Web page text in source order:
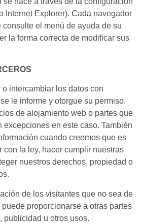
Internet Explorer). Cada navegador
el menú de ayuda de su
la forma correcta de modificar sus
intercambiar los datos con
le informe y otorgue su permiso.
de alojamiento web o partes que
excepciones en este caso. También
cuando creemos que es
con la ley, hacer cumplir nuestras
nuestros derechos, propiedad o
de los visitantes que no sea de
proporcionarse a otras partes
publicidad u otros usos.